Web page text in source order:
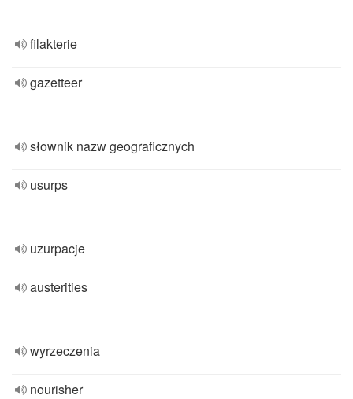
filakterie
gazetteer
słownik nazw geograficznych
usurps
uzurpacje
austerities
wyrzeczenia
nourisher